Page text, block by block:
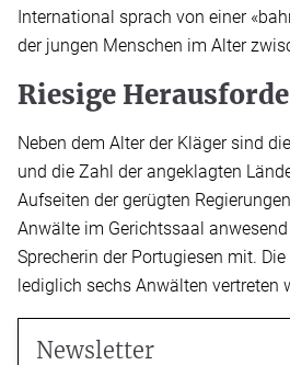
International sprach von einer
der jungen Menschen im Alter
Riesige
Neben dem Alter der Kläger sind
und die Zahl der angeklagten
Aufseiten der gerügten
Anwälte im Gerichtssaal
Sprecherin der Portugiesen mit.
lediglich sechs Anwälten vertreten
Newsletter